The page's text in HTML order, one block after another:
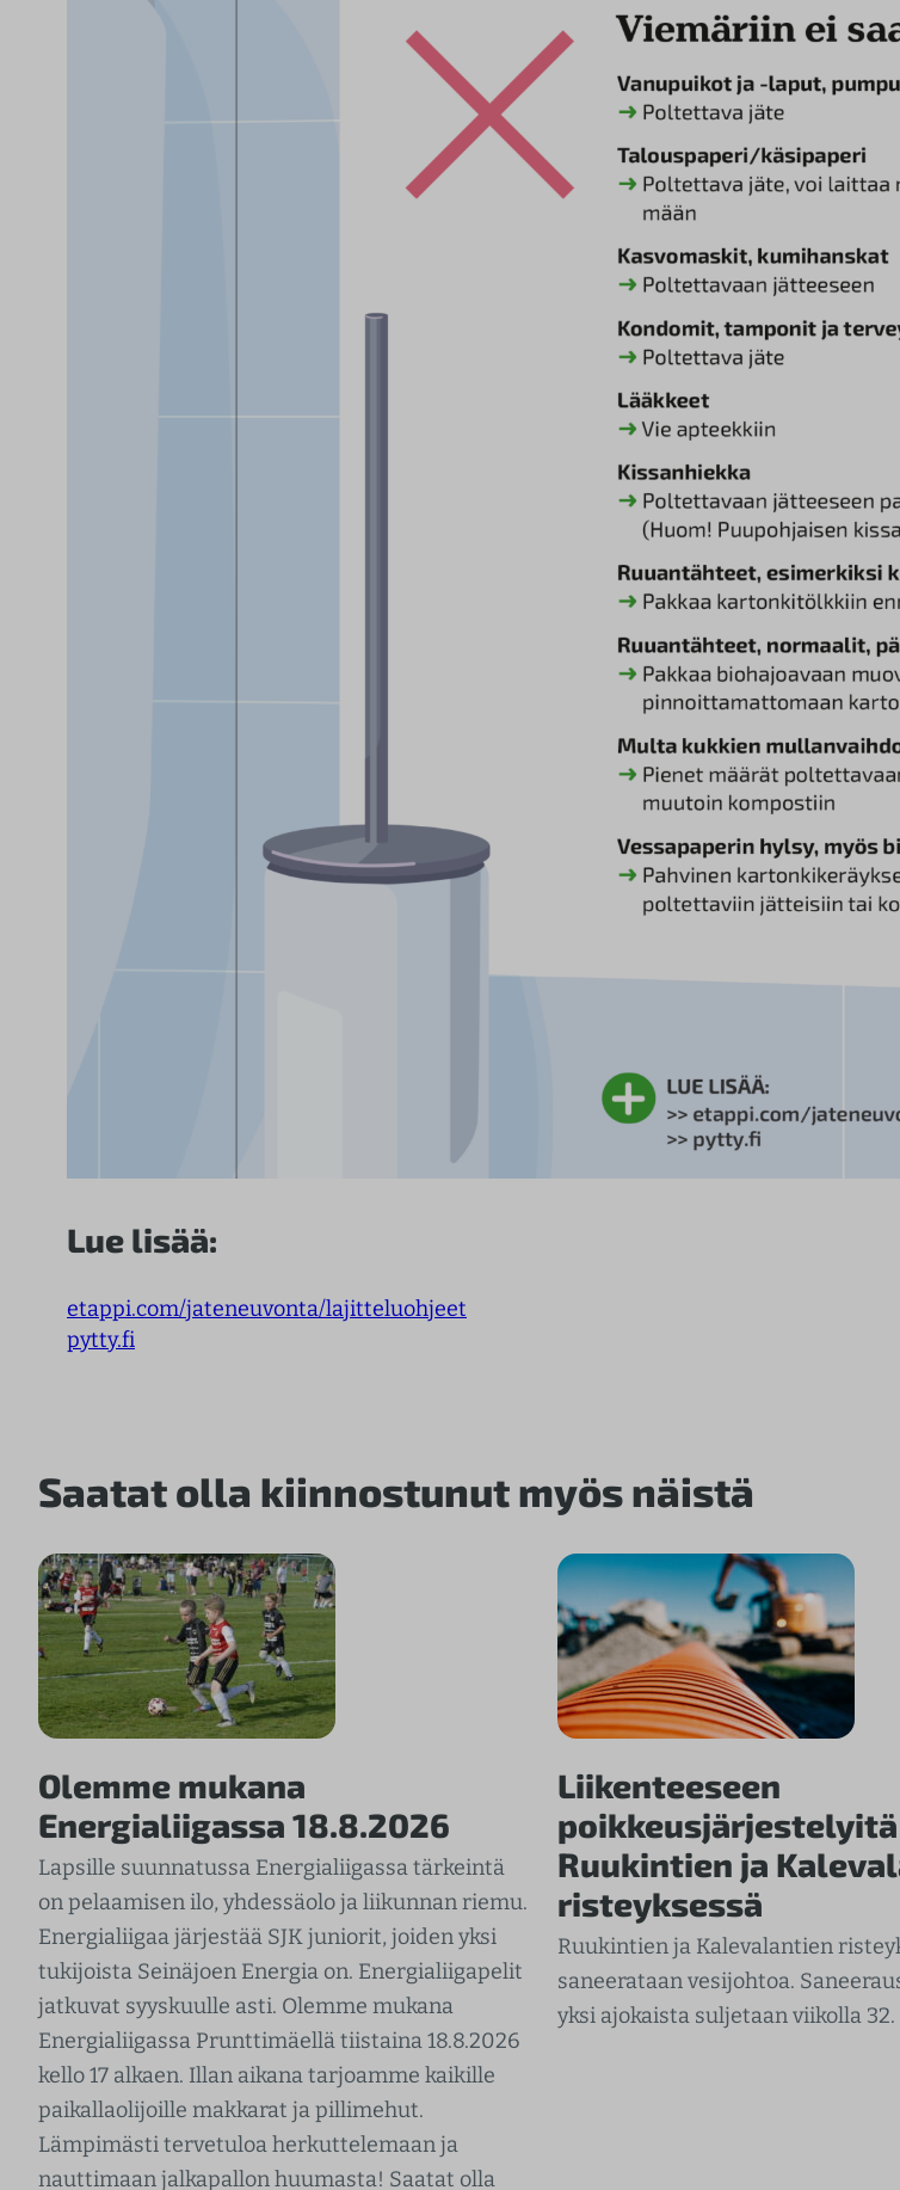
Lue lisää:
etappi.com/jateneuvonta/lajitteluohjeet
pytty.fi
Saatat olla kiinnostunut myös näistä
Olemme mukana
Energialiigassa 18.8.2026
Lapsille suunnatussa Energialiigassa tärkeintä
on pelaamisen ilo, yhdessäolo ja liikunnan riemu.
Energialiigaa järjestää SJK juniorit, joiden yksi
tukijoista Seinäjoen Energia on. Energialiigapelit
jatkuvat syyskuulle asti. Olemme mukana
Energialiigassa Prunttimäellä tiistaina 18.8.2026
kello 17 alkaen. Illan aikana tarjoamme kaikille
paikallaolijoille makkarat ja pillimehut.
Lämpimästi tervetuloa herkuttelemaan ja
nauttimaan jalkapallon huumasta! Saatat olla
Liikenteeseen
poikkeusjärjestelyitä
Ruukintien ja
risteyksessä
Ruukintien ja Kalevalantien
saneerataan vesijohtoa.
yksi ajokaista suljetaan viikolla 32.